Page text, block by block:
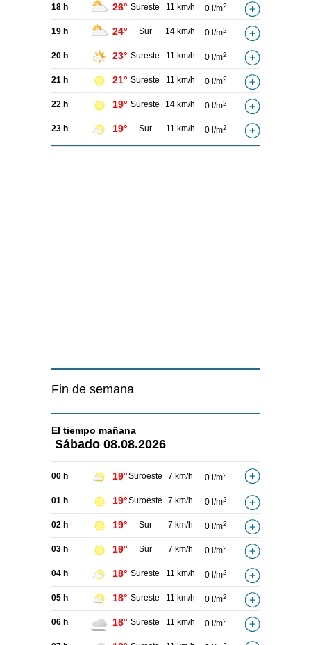
18 h 26° Sureste 11 km/h 0 l/m2
19 h 24° Sur 14 km/h 0 l/m2
20 h 23° Sureste 11 km/h 0 l/m2
21 h 21° Sureste 11 km/h 0 l/m2
22 h 19° Sureste 14 km/h 0 l/m2
23 h 19° Sur 11 km/h 0 l/m2
Fin de semana
El tiempo mañana
Sábado 08.08.2026
00 h 19°Suroeste 7 km/h 0 l/m2
01 h 19°Suroeste 7 km/h 0 l/m2
02 h 19° Sur 7 km/h 0 l/m2
03 h 19° Sur 7 km/h 0 l/m2
04 h 18° Sureste 11 km/h 0 l/m2
05 h 18° Sureste 11 km/h 0 l/m2
06 h 18° Sureste 11 km/h 0 l/m2